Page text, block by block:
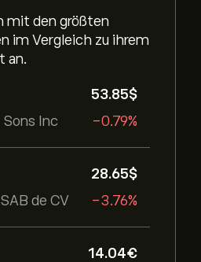
mit den größten
im Vergleich zu ihrem
an.
Inc
53.85‎$‎
-0.79%
de CV
28.65‎$‎
-3.76%
14.04‎€‎